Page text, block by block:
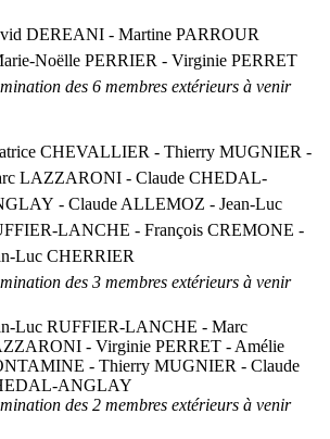
DEREANI - Martine PARROUR
Noëlle PERRIER - Virginie PERRET
des 6 membres extérieurs à venir
CHEVALLIER - Thierry MUGNIER -
LAZZARONI - Claude CHEDAL-
- Claude ALLEMOZ - Jean-Luc
LANCHE - François CREMONE -
Luc CHERRIER
des 3 membres extérieurs à venir
Luc RUFFIER-LANCHE - Marc
- Virginie PERRET - Amélie
- Thierry MUGNIER - Claude
ANGLAY
des 2 membres extérieurs à venir